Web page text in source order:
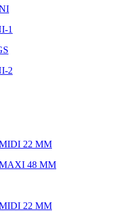
1
2
22 ММ
48 ММ
22 ММ